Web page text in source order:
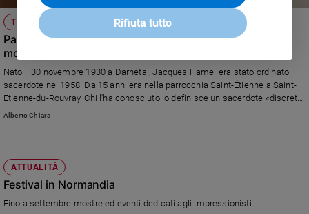
Video
Privacy
Policy
siamo
Contatti
TESTIMONI
Padre Jacques Hamel, il bonario curato di campagna
morto martire
Nato il 30 novembre 1930 a Darnétal, Jacques Hamel era stato ordinato
sacerdote nel 1958. Da 15 anni era nella parrocchia Saint-Étienne a Saint-
Etienne-du-Rouvray. Chi l'ha conosciuto lo definisce un sacerdote «discreto,
tendenzialmente silenzioso, ma alquanto affabile», «sempre disponibile con
Alberto Chiara
ATTUALITÀ
Festival in Normandia
Fino a settembre mostre ed eventi dedicati agli impressionisti.
Rifiuta tutto